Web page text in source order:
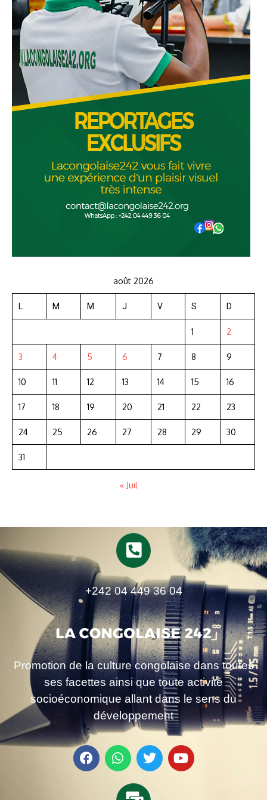
août 2026
L M M J V S D
1 2
3 4 5 6 7 8 9
10 11 12 13 14 15 16
17 18 19 20 21 22 23
24 25 26 27 28 29 30
31
« Juil
+242 04 449 36 04
Promotion de la culture congolaise dans toutes
ses facettes ainsi que toute activité
socioéconomique allant dans le sens du
développement